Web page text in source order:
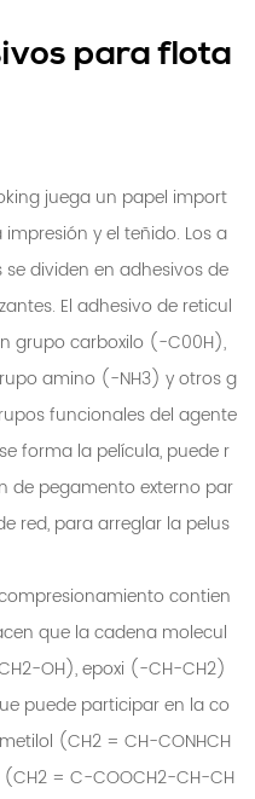
para flota
juega un papel import
y el teñido. Los a
dividen en adhesivos de
El adhesivo de reticul
grupo carboxilo (-C00H),
amino (-NH3) y otros g
funcionales del agente
forma la película, puede r
de pegamento externo par
red, para arreglar la pelus
contien
que la cadena molecul
OH), epoxi (-CH-CH2)
puede participar en la co
(CH2 = CH-CONHCH
= C-COOCH2-CH-CH